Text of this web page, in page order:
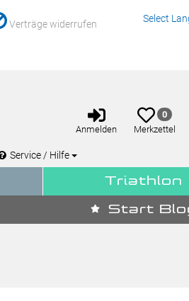
Verträge widerrufen Select
Anmelden
Anmelden
Merkzettel
aufklappen
0
Merkzettel
Service / Hilfe
Triathlon
Start